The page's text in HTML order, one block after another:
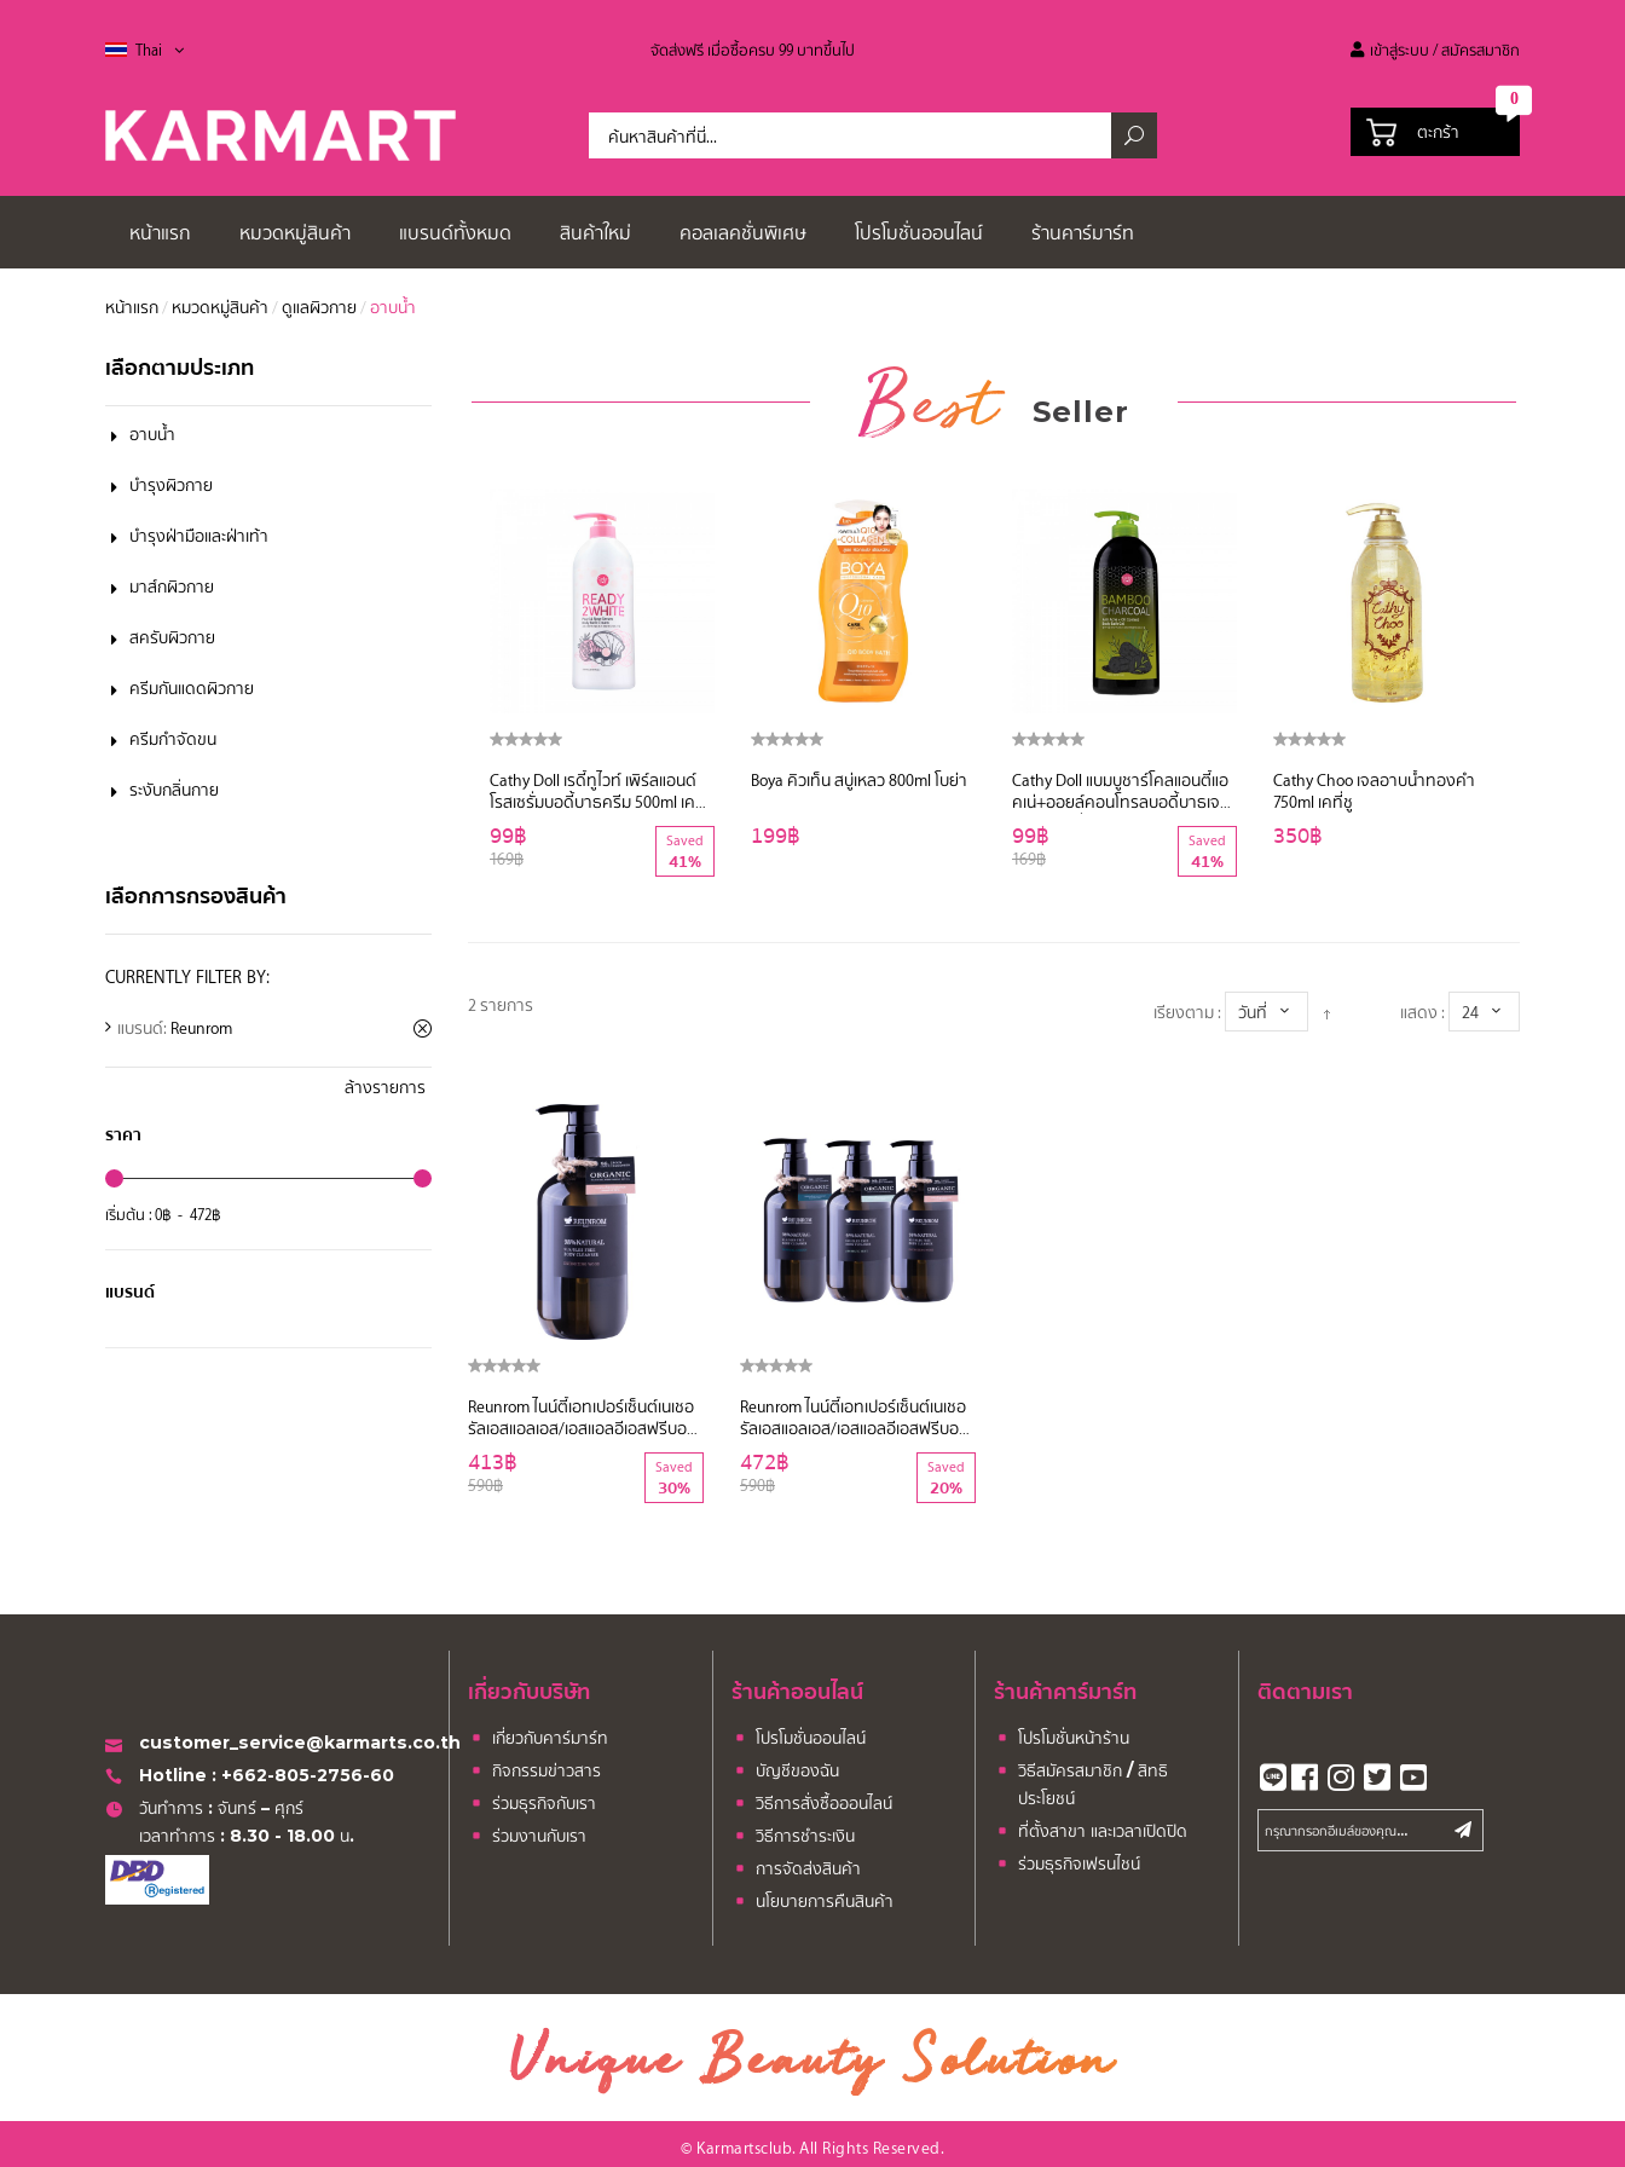
Thai จัดส่งฟรี เมื่อซื้อครบ 99 บาทขึ้นไป เข้าสู่ระบบ / สมัครสมาชิก
ตะกร้า
0
หน้าแรก หมวดหมู่สินค้า แบรนด์ทั้งหมด สินค้าใหม่ คอลเลคชั่นพิเศษ โปรโมชั่นออนไลน์ ร้านคาร์มาร์ท
หน้าแรก / หมวดหมู่สินค้า /ดูแลผิวกาย /อาบน้ำ
เลือกตามประเภท
อาบน้ำ
บำรุงผิวกาย
บำรุงฝ่ามือและฝ่าเท้า
มาส์กผิวกาย
สครับผิวกาย
ครีมกันแดดผิวกาย
ครีมกำจัดขน
ระงับกลิ่นกาย
เลือกการกรองสินค้า
CURRENTLY FILTER BY:
แบรนด์: Reunrom
ล้างรายการ
ราคา
เริ่มต้น :0฿ - 472฿
แบรนด์
Best Seller
Cathy Doll เรดี้ทูไวท์ เพิร์ลแอนด์
โรสเซรั่มบอดี้บาธครีม 500ml เคที่
ดอลล์
169฿
99฿ Saved
41%
Boya คิวเท็น สบู่เหลว 800ml โบย่า
199฿
Cathy Doll แบมบูชาร์โคลแอนตี้แอ
คเน่+ออยล์คอนโทรลบอดี้บาธเจล
169฿
99฿ Saved
41%
Cathy Choo เจลอาบน้ำทองคำ
750ml เคที่ชู
350฿
2 รายการ เรียงตาม : วันที่ แสดง : 24
Reunrom ไนน์ตี้เอทเปอร์เซ็นต์เนเชอ
รัลเอสแอลเอส/เอสแอลอีเอสฟรีบอดี้
คลีนเซอร์ 500ml เอนเนอไจซิงวู้ด
รื่นรมย์
590฿
413฿ Saved
30%
Reunrom ไนน์ตี้เอทเปอร์เซ็นต์เนเชอ
รัลเอสแอลเอส/เอสแอลอีเอสฟรีบอดี้
คลีนเซอร์ 500ml
590฿
472฿ Saved
20%
customer_service@karmarts.co.th
Hotline : +662-805-2756-60
วันทำการ : จันทร์ – ศุกร์
เวลาทำการ : 8.30 - 18.00 น.
เกี่ยวกับบริษัท
เกี่ยวกับคาร์มาร์ท
กิจกรรมข่าวสาร
ร่วมธุรกิจกับเรา
ร่วมงานกับเรา
ร้านค้าออนไลน์
โปรโมชั่นออนไลน์
บัญชีของฉัน
วิธีการสั่งซื้อออนไลน์
วิธีการชำระเงิน
การจัดส่งสินค้า
นโยบายการคืนสินค้า
ร้านค้าคาร์มาร์ท
โปรโมชั่นหน้าร้าน
วิธีสมัครสมาชิก / สิทธิ
ประโยชน์
ที่ตั้งสาขา และเวลาเปิดปิด
ร่วมธุรกิจเฟรนไชน์
ติดตามเรา
Unique Beauty Solution
© Karmartsclub. All Rights Reserved.